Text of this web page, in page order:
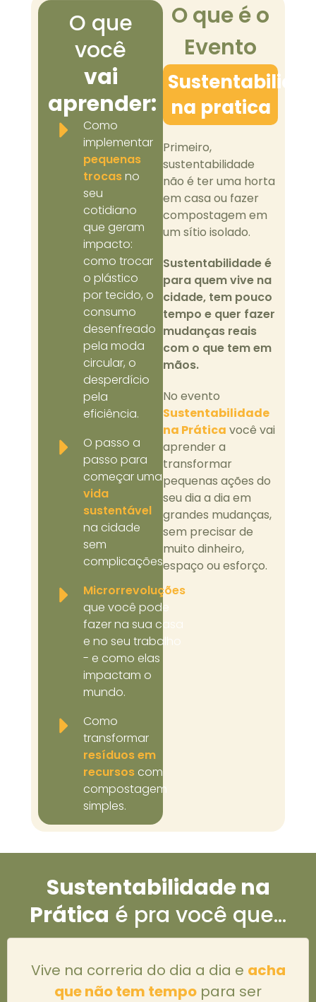
O que
você
vai
aprender:
Como
implementar
pequenas
trocasno
seu
cotidiano
que geram
impacto:
como trocar
o plástico
por tecido, o
consumo
desenfreado
pela moda
circular, o
desperdício
pela
eficiência.
O passo a
passo para
começar uma
vida
sustentável
na cidade
sem
complicações.
Microrrevoluções
que você pode
fazer na sua casa
e no seu trabalho
- e como elas
impactam o
mundo.
Como
transformar
resíduos em
recursos com
compostagem
simples.
O que é o
Evento
na pratica
Primeiro,
sustentabilidade
não é ter uma horta
em casa ou fazer
compostagem em
um sítio isolado.
Sustentabilidade é
para quem vive na
cidade, tem pouco
tempo e quer fazer
mudanças reais
com o que tem em
mãos.
No evento
Sustentabilidade
na Prática você vai
aprender a
transformar
pequenas ações do
seu dia a dia em
grandes mudanças,
sem precisar de
muito dinheiro,
espaço ou esforço.
Sustentabilidade na
Prática é pra você que…
Vive na correria do dia a dia e acha
que não tem tempo para ser